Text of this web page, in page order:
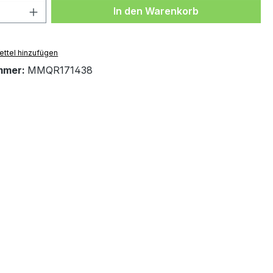
Anzahl: Gib den gewünschten Wert
In den Warenkorb
hinzufügen
MMQR171438